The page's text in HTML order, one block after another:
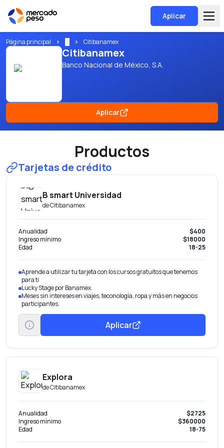
Aplicar
Página principal Citibanamex
Citibanamex
Banco Nacional de México, S.A.
Aplicar
Productos
Tarjetas de crédito
B smart Universidad
deCitibanamex
Anualidad
$400
Ingreso mínimo
$18000
Edad
18-25
Aprende a utilizar tu tarjeta con los cursos gratuitos que tenemos
para ti
Lucky Stage por Banamex.
Meses sin intereses en viajes, teconología, ropa y más en negocios
participantes.
Aplicar
Explora
deCitibanamex
Anualidad
$2725
Ingreso mínimo
$360000
Edad
18-75